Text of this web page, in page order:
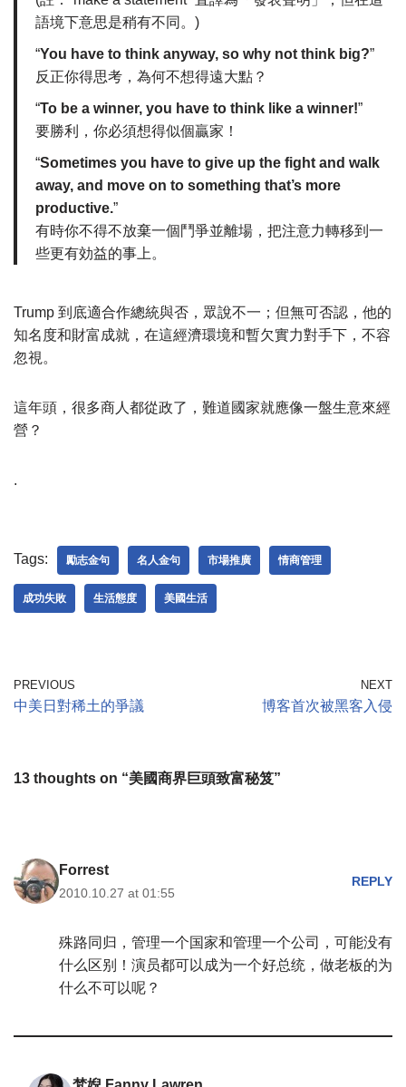
語境下意思是稍有不同。)
“You have to think anyway, so why not think big?”
反正你得思考，為何不想得遠大點？
“To be a winner, you have to think like a winner!”
要勝利，你必須想得似個贏家！
“Sometimes you have to give up the fight and walk
away, and move on to something that’s more
productive.”
有時你不得不放棄一個鬥爭並離場，把注意力轉移到一
些更有効益的事上。
Trump 到底適合作總統與否，眾說不一；但無可否認，他的
知名度和財富成就，在這經濟環境和暫欠實力對手下，不容
忽視。
這年頭，很多商人都從政了，難道國家就應像一盤生意來經
營？
.
Tags: 勵志金句 名人金句 市場推廣 情商管理
成功失敗 生活態度 美國生活
PREVIOUS
中美日對稀土的爭議
NEXT
博客首次被黑客入侵
13 thoughts on “美國商界巨頭致富秘笈”
Forrest
2010.10.27 at 01:55
REPLY
殊路同归，管理一个国家和管理一个公司，可能没有
什么区别！演员都可以成为一个好总统，做老板的为
什么不可以呢？